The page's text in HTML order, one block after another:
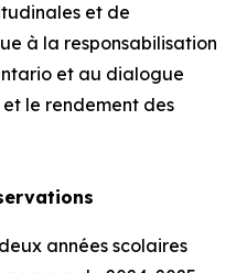
et de
à la responsabilisation
et au dialogue
et le rendement des
années scolaires